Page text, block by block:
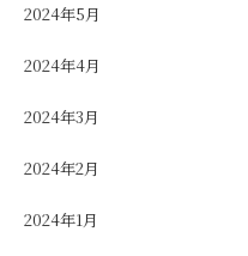
2024年5月
2024年4月
2024年3月
2024年2月
2024年1月